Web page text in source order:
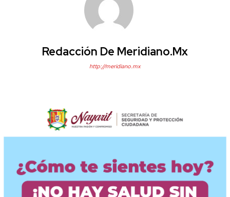
Redacción De Meridiano.mx
http://meridiano.mx